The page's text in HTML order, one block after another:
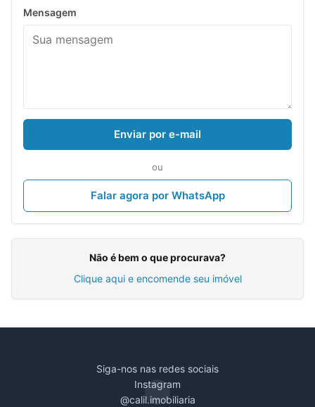
Mensagem
Enviar por e-mail
ou
Falar agora por WhatsApp
Não é bem o que procurava?
Clique aqui e encomende seu imóvel
Siga-nos nas redes sociais
Instagram
@calil.imobiliaria